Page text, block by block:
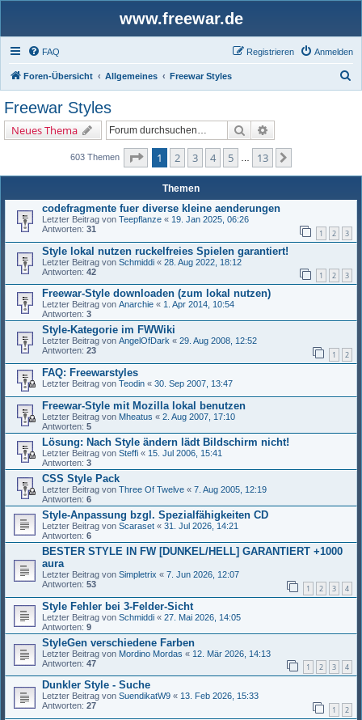
www.freewar.de
FAQ Anmelden
Registrieren
Foren-Übersicht Allgemeines Freewar Styles
Freewar Styles
Neues Thema Suche
603 Themen Seite von
1 2 3 4 5 13
Themen
codefragmente fuer diverse kleine aenderungen
Letzter Beitrag von Teepflanze « 19. Jan 2025, 06:26
Antworten: 31 1 2 3
Style lokal nutzen ruckelfreies Spielen garantiert!
Letzter Beitrag von Schmiddi « 28. Aug 2022, 18:12
Antworten: 42 1 2 3
Freewar-Style downloaden (zum lokal nutzen)
Letzter Beitrag von Anarchie « 1. Apr 2014, 10:54
Antworten: 3
Style-Kategorie im FWWiki
Letzter Beitrag von AngelOfDark « 29. Aug 2008, 12:52
Antworten: 23 1 2
FAQ: Freewarstyles
Letzter Beitrag von Teodin « 30. Sep 2007, 13:47
Freewar-Style mit Mozilla lokal benutzen
Letzter Beitrag von Mheatus « 2. Aug 2007, 17:10
Antworten: 5
Lösung: Nach Style ändern lädt Bildschirm nicht!
Letzter Beitrag von Steffi « 15. Jul 2006, 15:41
Antworten: 3
CSS Style Pack
Letzter Beitrag von Three Of Twelve « 7. Aug 2005, 12:19
Antworten: 6
Style-Anpassung bzgl. Spezialfähigkeiten CD
Letzter Beitrag von Scaraset « 31. Jul 2026, 14:21
Antworten: 6
BESTER STYLE IN FW [DUNKEL/HELL] GARANTIERT +1000
aura
Letzter Beitrag von Simpletrix « 7. Jun 2026, 12:07
Antworten: 53 1 2 3 4
Style Fehler bei 3-Felder-Sicht
Letzter Beitrag von Schmiddi « 27. Mai 2026, 14:05
Antworten: 9
StyleGen verschiedene Farben
Letzter Beitrag von Mordino Mordas « 12. Mär 2026, 14:13
Antworten: 47 1 2 3 4
Dunkler Style - Suche
Letzter Beitrag von SuendikatW9 « 13. Feb 2026, 15:33
Antworten: 27 1 2